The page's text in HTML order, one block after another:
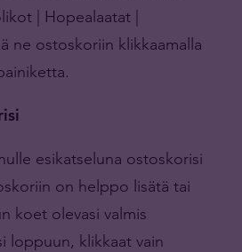
| Hopealaatat |
ne ostoskoriin klikkaamalla
esikatseluna ostoskorisi
on helppo lisätä tai
koet olevasi valmis
loppuun, klikkaat vain